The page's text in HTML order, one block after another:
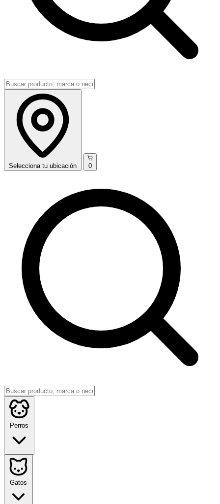
Selecciona tu ubicación 0
Perros
Gatos